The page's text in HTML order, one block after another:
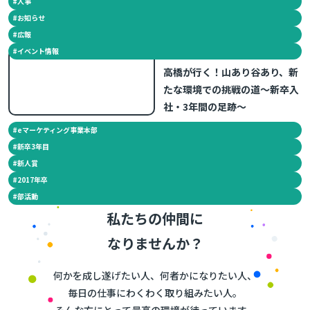
#お知らせ
#広報
#イベント情報
高橋が行く！山あり谷あり、新
たな環境での挑戦の道～新卒入
社・3年間の足跡～
#eマーケティング事業本部
#新卒3年目
#新人賞
#2017年卒
#部活動
私たちの仲間に
なりませんか？
何かを成し遂げたい人、何者かになりたい人、
毎日の仕事にわくわく取り組みたい人。